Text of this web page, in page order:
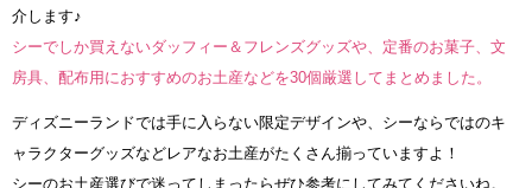
介します♪
シーでしか買えないダッフィー＆フレンズグッズや、定番のお菓子、文
房具、配布用におすすめのお土産などを30個厳選してまとめました。
ディズニーランドでは手に入らない限定デザインや、シーならではのキ
ャラクターグッズなどレアなお土産がたくさん揃っていますよ！
シーのお土産選びで迷ってしまったらぜひ参考にしてみてくださいね。